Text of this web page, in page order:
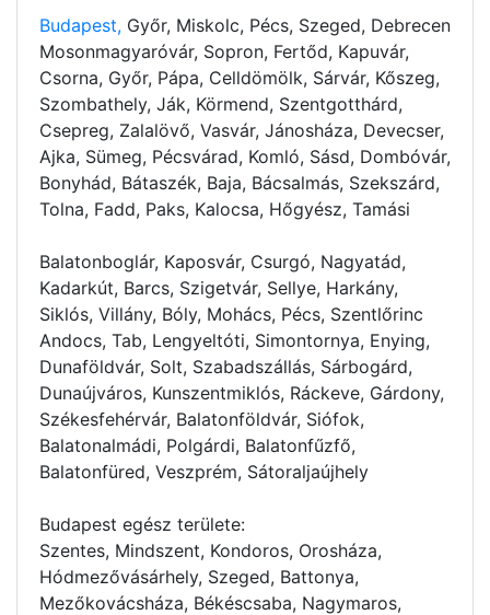
Budapest, Győr, Miskolc, Pécs, Szeged, Debrecen
Mosonmagyaróvár, Sopron, Fertőd, Kapuvár,
Csorna, Győr, Pápa, Celldömölk, Sárvár, Kőszeg,
Szombathely, Ják, Körmend, Szentgotthárd,
Csepreg, Zalalövő, Vasvár, Jánosháza, Devecser,
Ajka, Sümeg, Pécsvárad, Komló, Sásd, Dombóvár,
Bonyhád, Bátaszék, Baja, Bácsalmás, Szekszárd,
Tolna, Fadd, Paks, Kalocsa, Hőgyész, Tamási
Balatonboglár, Kaposvár, Csurgó, Nagyatád,
Kadarkút, Barcs, Szigetvár, Sellye, Harkány,
Siklós, Villány, Bóly, Mohács, Pécs, Szentlőrinc
Andocs, Tab, Lengyeltóti, Simontornya, Enying,
Dunaföldvár, Solt, Szabadszállás, Sárbogárd,
Dunaújváros, Kunszentmiklós, Ráckeve, Gárdony,
Székesfehérvár, Balatonföldvár, Siófok,
Balatonalmádi, Polgárdi, Balatonfűzfő,
Balatonfüred, Veszprém, Sátoraljaújhely
Budapest egész területe:
Szentes, Mindszent, Kondoros, Orosháza,
Hódmezővásárhely, Szeged, Battonya,
Mezőkovácsháza, Békéscsaba, Nagymaros,